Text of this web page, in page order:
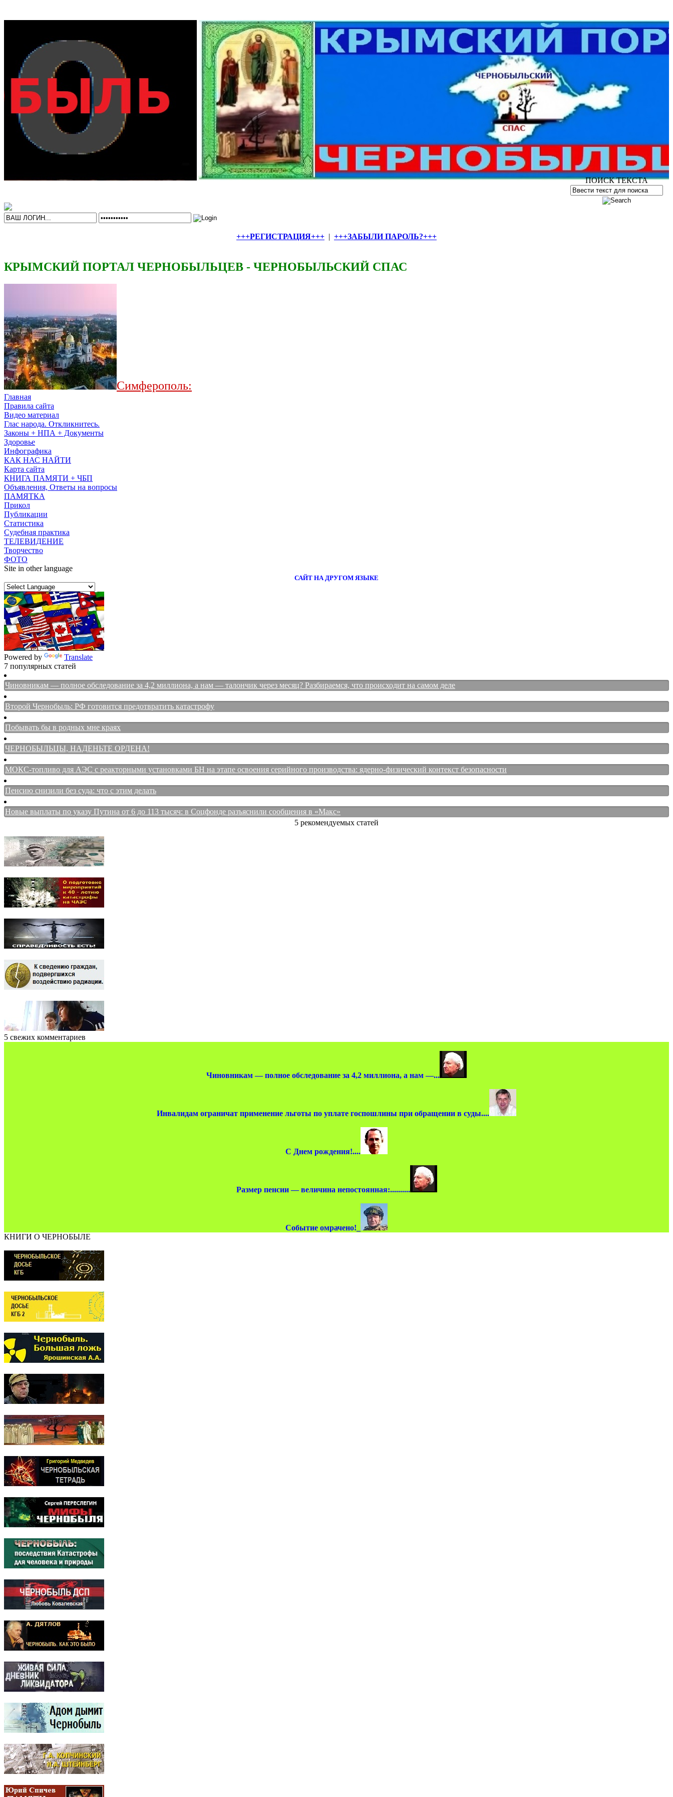
+++РЕГИСТРАЦИЯ+++ | +++ЗАБЫЛИ ПАРОЛЬ?+++
КРЫМСКИЙ ПОРТАЛ ЧЕРНОБЫЛЬЦЕВ - ЧЕРНОБЫЛЬСКИЙ СПАС
ПОИСК ТЕКСТА
Симферополь:
Главная
Правила сайта
Видео материал
Глас народа. Откликнитесь.
Законы + НПА + Документы
Здоровье
Инфографика
КАК НАС НАЙТИ
Карта сайта
КНИГА ПАМЯТИ + ЧБП
Объявления, Ответы на вопросы
ПАМЯТКА
Прикол
Публикации
Статистика
Судебная практика
ТЕЛЕВИДЕНИЕ
Творчество
ФОТО
Site in other language
САЙТ НА ДРУГОМ ЯЗЫКЕ
Powered by
Translate
7 популярных статей
Чиновникам — полное обследование за 4,2 миллиона, а нам — талончик через месяц? Разбираемся, что происходит на самом деле
Второй Чернобыль: РФ готовится предотвратить катастрофу
Побывать бы в родных мне краях
ЧЕРНОБЫЛЬЦЫ, НАДЕНЬТЕ ОРДЕНА!
МОКС-топливо для АЭС с реакторными установками БН на этапе освоения серийного производства: ядерно-физический контекст безопасности
Пенсию снизили без суда: что с этим делать
Новые выплаты по указу Путина от 6 до 113 тысяч: в Соцфонде разъяснили сообщения в «Макс»
5 рекомендуемых статей
5 свежих комментариев
Чиновникам — полное обследование за 4,2 миллиона, а нам —...
Инвалидам ограничат применение льготы по уплате госпошлины при обращении в суды....
С Днем рождения!....
Размер пенсии — величина непостоянная:..........
Событие омрачено!_
КНИГИ О ЧЕРНОБЫЛЕ